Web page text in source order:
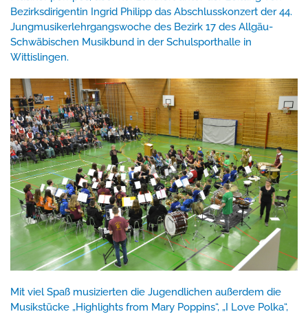
Bezirksdirigentin Ingrid Philipp das Abschlusskonzert der 44.
Jungmusikerlehrgangswoche des Bezirk 17 des Allgäu-
Schwäbischen Musikbund in der Schulsporthalle in
Wittislingen.
Mit viel Spaß musizierten die Jugendlichen außerdem die
Musikstücke „Highlights from Mary Poppins“, „I Love Polka“,